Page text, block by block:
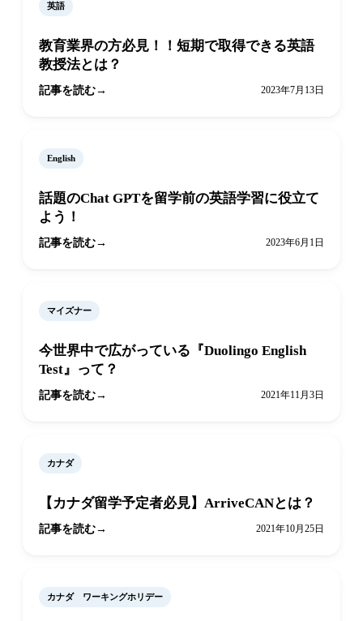
英語
教育業界の方必見！！短期で取得できる英語
教授法とは？
記事を読む 2023年7月13日
English
話題のChat GPTを留学前の英語学習に役立て
よう！
記事を読む 2023年6月1日
マイズナー
今世界中で広がっている『Duolingo English
Test』って？
記事を読む 2021年11月3日
カナダ
【カナダ留学予定者必見】ArriveCANとは？
記事を読む 2021年10月25日
カナダ ワーキングホリデー